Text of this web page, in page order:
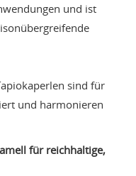
und ist
sind für
und harmonieren
für reichhaltige,